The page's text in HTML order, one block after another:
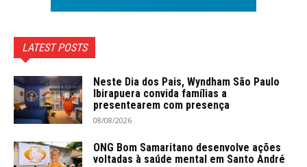
LATEST POSTS
Neste Dia dos Pais, Wyndham São Paulo
Ibirapuera convida famílias a
presentearem com presença
08/08/2026
ONG Bom Samaritano desenvolve ações
voltadas à saúde mental em Santo André